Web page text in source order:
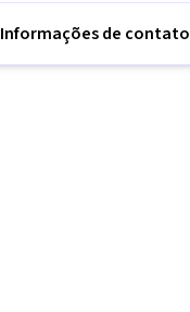
Informações de contato